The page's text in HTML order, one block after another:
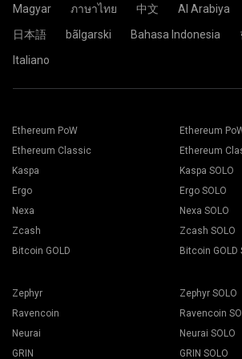
được giới thiệu trên trang "Cách bắt đầu
2Miners pool.
Chọn mỏ đào 2Miners. Khi cửa sổ pop-
Magyar
ภาษาไทย 中文 Al Arabiya
日本語
bãlgarski Bahasa Indonesia
Italiano
Ethereum PoW
Ethereum Classic
Kaspa
Ergo
Nexa
Zcash
Bitcoin GOLD
Ethereum
Ethereum
Kaspa SOLO
Ergo SOLO
Nexa SOLO
Zcash SOLO
Bitcoin GOLD
Zephyr
Ravencoin
Neurai
GRIN
Zephyr SOLO
Ravencoin
Neurai SOLO
GRIN SOLO